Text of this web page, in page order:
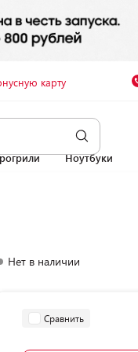
карту
Ноутбуки
Нет в наличии
Сравнить